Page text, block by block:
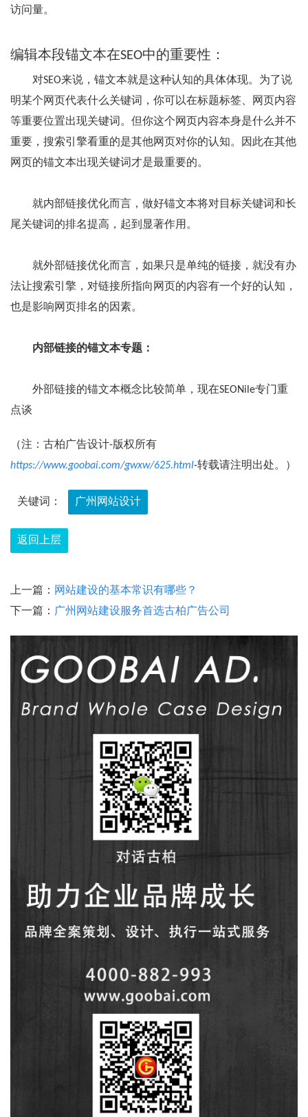
访问量。
编辑本段锚文本在SEO中的重要性：
对SEO来说，锚文本就是这种认知的具体体现。为了说
明某个网页代表什么关键词，你可以在标题标签、网页内容
等重要位置出现关键词。但你这个网页内容本身是什么并不
重要，搜索引擎看重的是其他网页对你的认知。因此在其他
网页的锚文本出现关键词才是最重要的。
就内部链接优化而言，做好锚文本将对目标关键词和长
尾关键词的排名提高，起到显著作用。
就外部链接优化而言，如果只是单纯的链接，就没有办
法让搜索引擎，对链接所指向网页的内容有一个好的认知，
也是影响网页排名的因素。
内部链接的锚文本专题：
外部链接的锚文本概念比较简单，现在SEONile专门重
点谈
（注：古柏广告设计-版权所有
https://www.goobai.com/gwxw/625.html-转载请注明出处。）
关键词： 广州网站设计
返回上层
上一篇： 网站建设的基本常识有哪些？
下一篇： 广州网站建设服务首选古柏广告公司